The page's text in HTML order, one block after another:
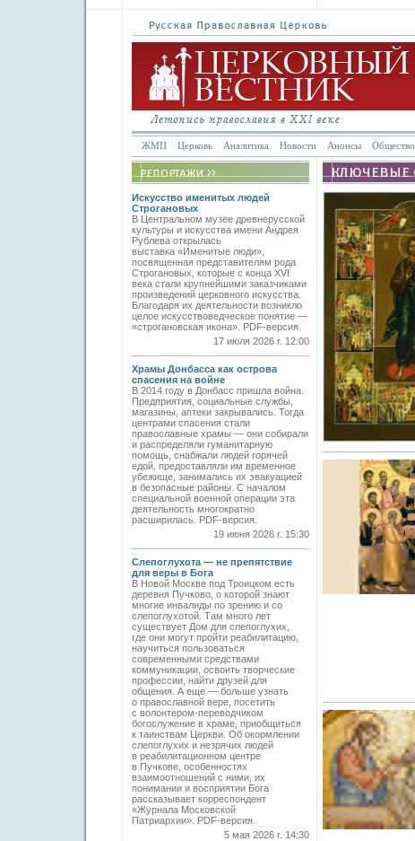
ЖМП Церковь Аналитика Новости Анонсы Общество
Искусство именитых людей
Строгановых
В Центральном музее древнерусской
культуры и искусства имени Андрея
Рублева открылась
выставка «Именитые люди»,
посвященная представителям рода
Строгановых, которые с конца XVI
века стали крупнейшими заказчиками
произведений церковного искусства.
Благодаря их деятельности возникло
целое искусствоведческое понятие —
«строгановская икона». PDF-версия.
17 июля 2026 г. 12:00
Храмы Донбасса как острова
спасения на войне
В 2014 году в Донбасс пришла война.
Предприятия, социальные службы,
магазины, аптеки закрывались. Тогда
центрами спасения стали
православные храмы — они собирали
и распределяли гуманитарную
помощь, снабжали людей горячей
едой, предоставляли им временное
убежище, занимались их эвакуацией
в безопасные районы. С началом
специальной военной операции эта
деятельность многократно
расширилась. PDF-версия.
19 июня 2026 г. 15:30
Слепоглухота — не препятствие
для веры в Бога
В Новой Москве под Троицком есть
деревня Пучково, о которой знают
многие инвалиды по зрению и со
слепоглухотой. Там много лет
существует Дом для слепоглухих,
где они могут пройти реабилитацию,
научиться пользоваться
современными средствами
коммуникации, освоить творческие
профессии, найти друзей для
общения. А еще — больше узнать
о православной вере, посетить
с волонтером-переводчиком
богослужение в храме, приобщиться
к таинствам Церкви. Об окормлении
слепоглухих и незрячих людей
в реабилитационном центре
в Пучкове, особенностях
взаимоотношений с ними, их
понимании и восприятии Бога
рассказывает корреспондент
«Журнала Московской
Патриархии». PDF-версия.
5 мая 2026 г. 14:30